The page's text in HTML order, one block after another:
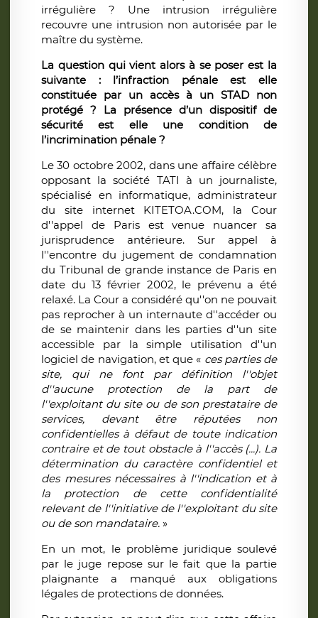
irrégulière ? Une intrusion irrégulière
recouvre une intrusion non autorisée par le
maître du système.
La question qui vient alors à se poser est la
suivante : l’infraction pénale est elle
constituée par un accès à un STAD non
protégé ?
La présence d’un dispositif de
sécurité est elle une condition de
l’incrimination pénale ?
Le 30 octobre 2002, dans une affaire célèbre
opposant la société TATI à un journaliste,
spécialisé en informatique, administrateur
du site internet KITETOA.COM, la Cour
d''appel de Paris est venue nuancer sa
jurisprudence antérieure. Sur appel à
l''encontre du jugement de condamnation
du Tribunal de grande instance de Paris en
date du 13 février 2002, le prévenu a été
relaxé. La Cour a considéré qu''on ne pouvait
pas reprocher à un internaute d''accéder ou
de se maintenir dans les parties d''un site
accessible par la simple utilisation d''un
logiciel de navigation, et que « ces parties de
site, qui ne font par définition l''objet
d''aucune protection de la part de
l''exploitant du site ou de son prestataire de
services, devant être réputées non
confidentielles à défaut de toute indication
contraire et de tout obstacle à l''accès (...). La
détermination du caractère confidentiel et
des mesures nécessaires à l''indication et à
la protection de cette confidentialité
relevant de l''initiative de l''exploitant du site
ou de son mandataire. »
En un mot, le problème juridique soulevé
par le juge repose sur le fait que la partie
plaignante a manqué aux obligations
légales de protections de données.